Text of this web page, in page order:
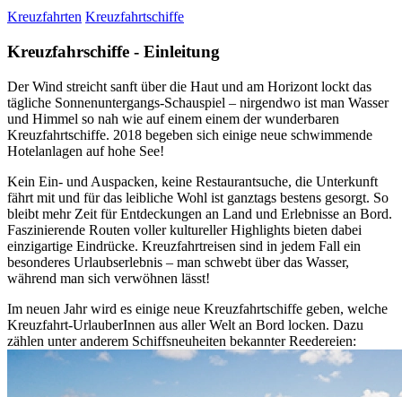
Kreuzfahrten Kreuzfahrtschiffe
Kreuzfahrschiffe - Einleitung
Der Wind streicht sanft über die Haut und am Horizont lockt das
tägliche Sonnenuntergangs-Schauspiel – nirgendwo ist man Wasser
und Himmel so nah wie auf einem einem der wunderbaren
Kreuzfahrtschiffe. 2018 begeben sich einige neue schwimmende
Hotelanlagen auf hohe See!
Kein Ein- und Auspacken, keine Restaurantsuche, die Unterkunft
fährt mit und für das leibliche Wohl ist ganztags bestens gesorgt. So
bleibt mehr Zeit für Entdeckungen an Land und Erlebnisse an Bord.
Faszinierende Routen voller kultureller Highlights bieten dabei
einzigartige Eindrücke. Kreuzfahrtreisen sind in jedem Fall ein
besonderes Urlaubserlebnis – man schwebt über das Wasser,
während man sich verwöhnen lässt!
Im neuen Jahr wird es einige neue Kreuzfahrtschiffe geben, welche
Kreuzfahrt-UrlauberInnen aus aller Welt an Bord locken. Dazu
zählen unter anderem Schiffsneuheiten bekannter Reedereien: